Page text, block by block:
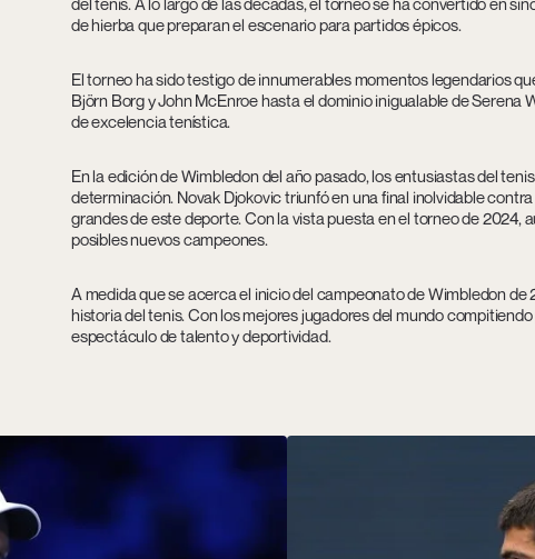
de hierba que preparan el escenario para partidos épicos.
El torneo ha sido testigo de innumerables momentos legendarios
Björn Borg y John McEnroe hasta el dominio inigualable de
de excelencia tenística.
En la edición de Wimbledon del año pasado, los entusiastas del
determinación. Novak Djokovic triunfó en una final inolvidable
grandes de este deporte. Con la vista puesta en el torneo de
posibles nuevos campeones.
A medida que se acerca el inicio del campeonato de Wimbledon
historia del tenis. Con los mejores jugadores del mundo
espectáculo de talento y deportividad.